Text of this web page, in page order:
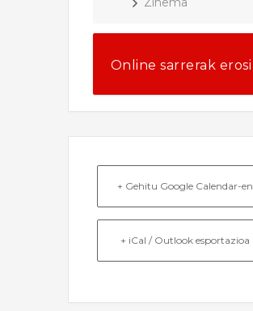
Online sarrerak erosi
+ Gehitu Google Calendar-en
+ iCal / Outlook esportazioa